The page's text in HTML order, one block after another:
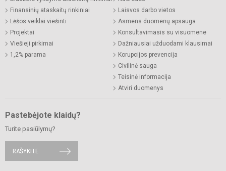
Finansinių ataskaitų rinkiniai
Lėšos veiklai viešinti
Projektai
Viešieji pirkimai
1,2% parama
Laisvos darbo vietos
Asmens duomenų apsauga
Konsultavimasis su visuomene
Dažniausiai užduodami klausimai
Korupcijos prevencija
Civilinė sauga
Teisinė informacija
Atviri duomenys
Pastebėjote klaidų?
Turite pasiūlymų?
RAŠYKITE